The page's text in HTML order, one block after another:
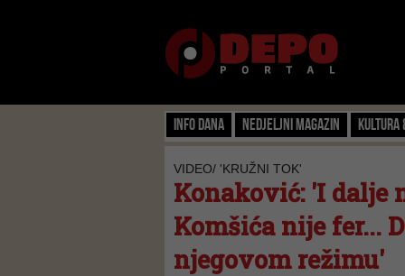
Info dana Nedjeljni magazin Kultura
VIDEO/ 'KRUŽNI TOK'
Konaković: 'I dalje
Komšića nije fer...
njegovom režimu'